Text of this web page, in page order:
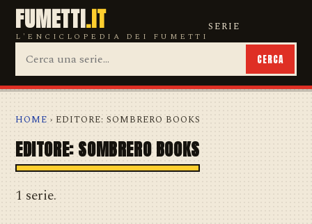
FUMETTI.IT
L'ENCICLOPEDIA DEI FUMETTI
SERIE
CERCA
HOME › EDITORE: SOMBRERO BOOKS
EDITORE: SOMBRERO BOOKS
1 serie.